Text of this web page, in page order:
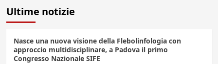
Ultime notizie
Nasce una nuova visione della Flebolinfologia con
approccio multidisciplinare, a Padova il primo
Congresso Nazionale SIFE